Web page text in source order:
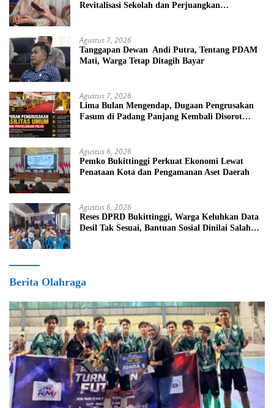
Revitalisasi Sekolah dan Perjuangkan
Agustus 7, 2026
Tanggapan Dewan Andi Putra, Tentang PDAM
Mati, Warga Tetap Ditagih Bayar
Agustus 7, 2026
Lima Bulan Mengendap, Dugaan Pengrusakan
Fasum di Padang Panjang Kembali Disorot
Agustus 6, 2026
Pemko Bukittinggi Perkuat Ekonomi Lewat
Penataan Kota dan Pengamanan Aset Daerah
Agustus 6, 2026
Reses DPRD Bukittinggi, Warga Keluhkan Data
Desil Tak Sesuai, Bantuan Sosial Dinilai Salah
Berita Olahraga